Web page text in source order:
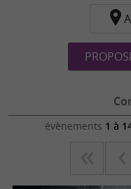
évènements 1 à